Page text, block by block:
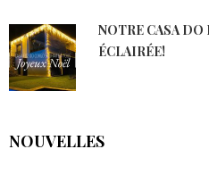
NOTRE CASA
ÉCLAIRÉE!
NOUVELLES